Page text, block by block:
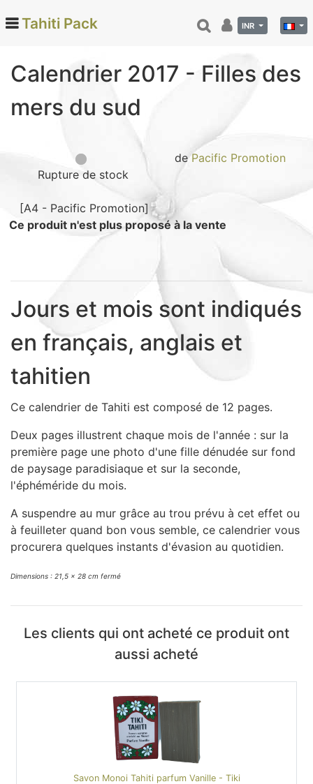
Monoi de Tahiti (66)
Noix de coco (24)
Vanille de Tahiti (26)
Hinano (41)
Danse tahitienne (29)
Décoration (22)
Sacs, Bijoux et Accessoires (33)
Textile (27)
Loisirs (19)
Nos Box (12)
Promotions
Nouveautés
Informations
Retour et remboursement
Nous contacter
Tahiti Pack INR
Calendrier 2017 - Filles des
mers du sud
Rupture de stock
dePacific Promotion
[A4 - Pacific Promotion]
Ce produit n'est plus proposé à la vente
Jours et mois sont indiqués
en français, anglais et
tahitien
Ce calendrier de Tahiti est composé de 12 pages.
Deux pages illustrent chaque mois de l'année : sur la
première page une photo d'une fille dénudée sur fond
de paysage paradisiaque et sur la seconde,
l'éphéméride du mois.
A suspendre au mur grâce au trou prévu à cet effet ou
à feuilleter quand bon vous semble, ce calendrier vous
procurera quelques instants d'évasion au quotidien.
Dimensions : 21,5 x 28 cm fermé
Les clients qui ont acheté ce produit ont
aussi acheté
Savon Monoi Tahiti parfum Vanille - Tiki